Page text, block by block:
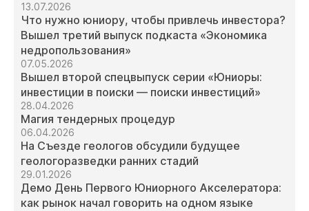
13.07.2026
Что нужно юниору, чтобы привлечь инвестора?
Вышел третий выпуск подкаста «Экономика
недропользования»
07.05.2026
Вышел второй спецвыпуск серии «Юниоры:
инвестиции в поиски — поиски инвестиций»
28.04.2026
Магия тендерных процедур
06.04.2026
На Съезде геологов обсудили будущее
геологоразведки ранних стадий
29.01.2026
Демо День Первого Юниорного Акселератора:
как рынок начал говорить на одном языке